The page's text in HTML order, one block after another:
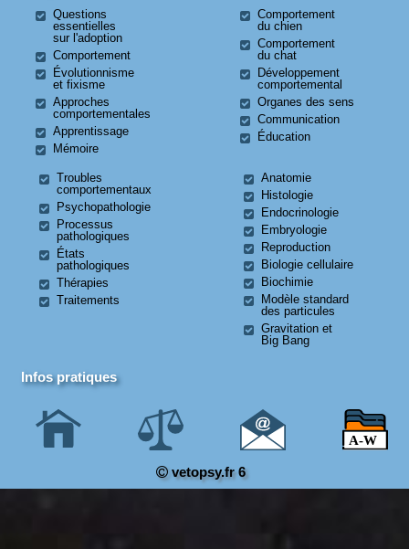
Questions
essentielles
sur l'adoption
Comportement
Évolutionnisme
et fixisme
Approches
comportementales
Apprentissage
Mémoire
Comportement
du chien
Comportement
du chat
Développement
comportemental
Organes des sens
Communication
Éducation
Troubles
comportementaux
Psychopathologie
Processus
pathologiques
États
pathologiques
Thérapies
Traitements
Anatomie
Histologie
Endocrinologie
Embryologie
Reproduction
Biologie cellulaire
Biochimie
Modèle standard
des particules
Gravitation et
Big Bang
Infos pratiques
vetopsy.fr 6